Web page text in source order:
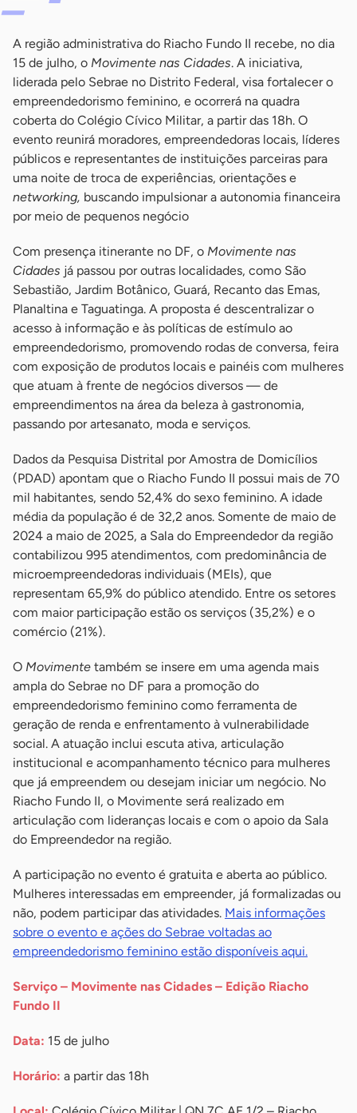
A região administrativa do Riacho Fundo II recebe, no dia
15 de julho, o Movimente nas Cidades. A iniciativa,
liderada pelo Sebrae no Distrito Federal, visa fortalecer o
empreendedorismo feminino, e ocorrerá na quadra
coberta do Colégio Cívico Militar, a partir das 18h. O
evento reunirá moradores, empreendedoras locais, líderes
públicos e representantes de instituições parceiras para
uma noite de troca de experiências, orientações e
networking, buscando impulsionar a autonomia financeira
por meio de pequenos negócio
Com presença itinerante no DF, o Movimente nas
Cidades já passou por outras localidades, como São
Sebastião, Jardim Botânico, Guará, Recanto das Emas,
Planaltina e Taguatinga. A proposta é descentralizar o
acesso à informação e às políticas de estímulo ao
empreendedorismo, promovendo rodas de conversa, feira
com exposição de produtos locais e painéis com mulheres
que atuam à frente de negócios diversos — de
empreendimentos na área da beleza à gastronomia,
passando por artesanato, moda e serviços.
Dados da Pesquisa Distrital por Amostra de Domicílios
(PDAD) apontam que o Riacho Fundo II possui mais de 70
mil habitantes, sendo 52,4% do sexo feminino. A idade
média da população é de 32,2 anos. Somente de maio de
2024 a maio de 2025, a Sala do Empreendedor da região
contabilizou 995 atendimentos, com predominância de
microempreendedoras individuais (MEIs), que
representam 65,9% do público atendido. Entre os setores
com maior participação estão os serviços (35,2%) e o
comércio (21%).
O Movimente também se insere em uma agenda mais
ampla do Sebrae no DF para a promoção do
empreendedorismo feminino como ferramenta de
geração de renda e enfrentamento à vulnerabilidade
social. A atuação inclui escuta ativa, articulação
institucional e acompanhamento técnico para mulheres
que já empreendem ou desejam iniciar um negócio. No
Riacho Fundo II, o Movimente será realizado em
articulação com lideranças locais e com o apoio da Sala
do Empreendedor na região.
A participação no evento é gratuita e aberta ao público.
Mulheres interessadas em empreender, já formalizadas ou
não, podem participar das atividades. Mais informações
sobre o evento e ações do Sebrae voltadas ao
empreendedorismo feminino estão disponíveis aqui.
Serviço – Movimente nas Cidades – Edição Riacho
Fundo II
Data: 15 de julho
Horário: a partir das 18h